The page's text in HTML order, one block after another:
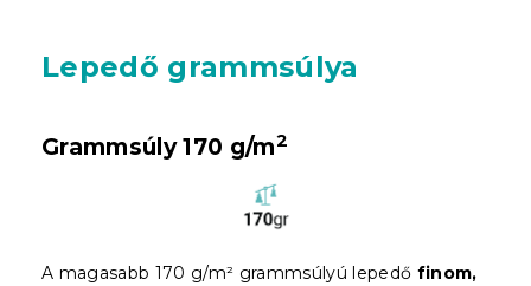
Lepedő grammsúlya
Grammsúly 170 g/m2
A magasabb 170 g/m² grammsúlyú lepedő finom,